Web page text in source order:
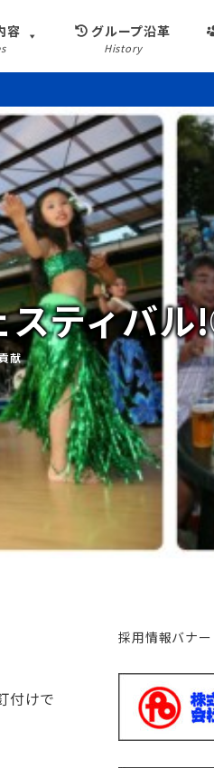
容 グループ沿革
History
スティバ
献
付けで
採用情報バナー